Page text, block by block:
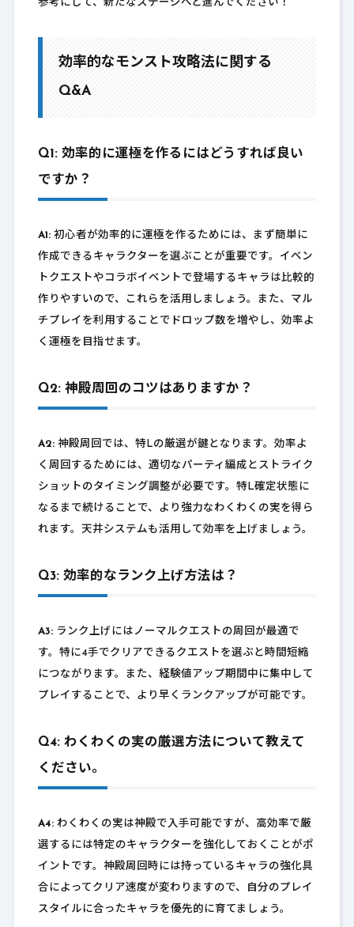
参考にして、新たなステージへと進んでください！
効率的なモンスト攻略法に関する
Q&A
Q1: 効率的に運極を作るにはどうすれば良い
ですか？
A1:初心者が効率的に運極を作るためには、まず簡単に
作成できるキャラクターを選ぶことが重要です。イベン
トクエストやコラボイベントで登場するキャラは比較的
作りやすいので、これらを活用しましょう。また、マル
チプレイを利用することでドロップ数を増やし、効率よ
く運極を目指せます。
Q2: 神殿周回のコツはありますか？
A2:神殿周回では、特Lの厳選が鍵となります。効率よ
く周回するためには、適切なパーティ編成とストライク
ショットのタイミング調整が必要です。特L確定状態に
なるまで続けることで、より強力なわくわくの実を得ら
れます。天井システムも活用して効率を上げましょう。
Q3: 効率的なランク上げ方法は？
A3:ランク上げにはノーマルクエストの周回が最適で
す。特に4手でクリアできるクエストを選ぶと時間短縮
につながります。また、経験値アップ期間中に集中して
プレイすることで、より早くランクアップが可能です。
Q4: わくわくの実の厳選方法について教えて
ください。
A4:わくわくの実は神殿で入手可能ですが、高効率で厳
選するには特定のキャラクターを強化しておくことがポ
イントです。神殿周回時には持っているキャラの強化具
合によってクリア速度が変わりますので、自分のプレイ
スタイルに合ったキャラを優先的に育てましょう。